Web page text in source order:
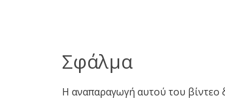
Σφάλμα
Η αναπαραγωγή αυτού του βίντεο